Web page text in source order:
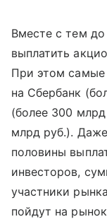
Вместе с тем
выплатить
При этом самые
на Сбербанк
(более 300 млрд
млрд руб.).
половины
инвесторов,
участники
пойдут на